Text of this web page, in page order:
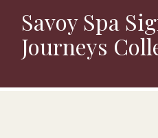
Savoy Spa
Journeys